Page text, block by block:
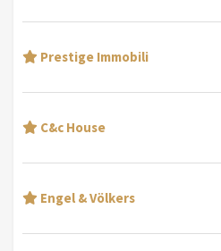
Prestige Immobili
C&c House
Engel & Völkers